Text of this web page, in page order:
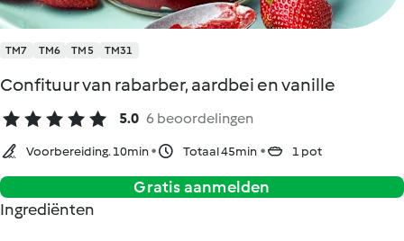
TM7 TM6 TM5 TM31
Confituur van rabarber, aardbei en vanille
5.0 6 beoordelingen
Voorbereiding. 10min Totaal 45min 1 pot
Gratis aanmelden
Ingrediënten